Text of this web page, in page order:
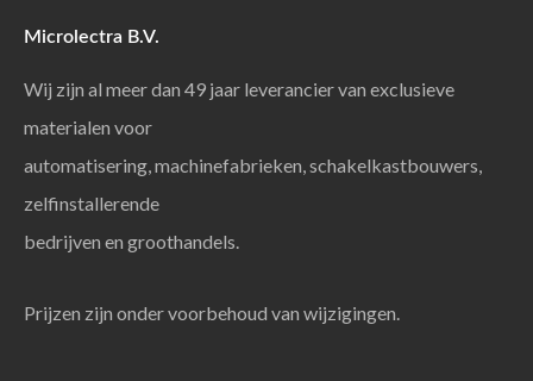
Microlectra B.V.
Wij zijn al meer dan 49 jaar leverancier van exclusieve
materialen voor
automatisering, machinefabrieken, schakelkastbouwers,
zelfinstallerende
bedrijven en groothandels.
Prijzen zijn onder voorbehoud van wijzigingen.